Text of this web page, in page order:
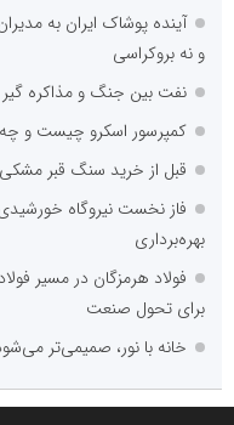
آینده پوشاک ایران به
و نه بروکراسی
نفت بین جنگ و مذاکره گیر
کمپرسور اسکرو چیست و چه
قبل از خرید سنگ قبر مشکی،
فاز نخست نیروگاه خورشیدی
بهره‌برداری
فولاد هرمزگان در مسیر
برای تحول صنعت
خانه با نور، صمیمی‌تر